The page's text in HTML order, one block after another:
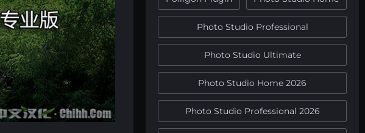
Photo Studio Professional
Photo Studio Ultimate
Photo Studio Home 2026
Photo Studio Professional 2026